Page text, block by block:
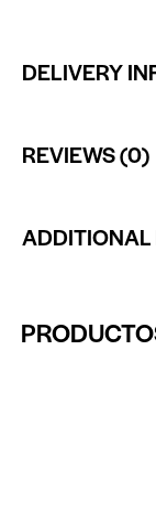
DELIVERY
REVIEWS (0)
ADDITIONAL